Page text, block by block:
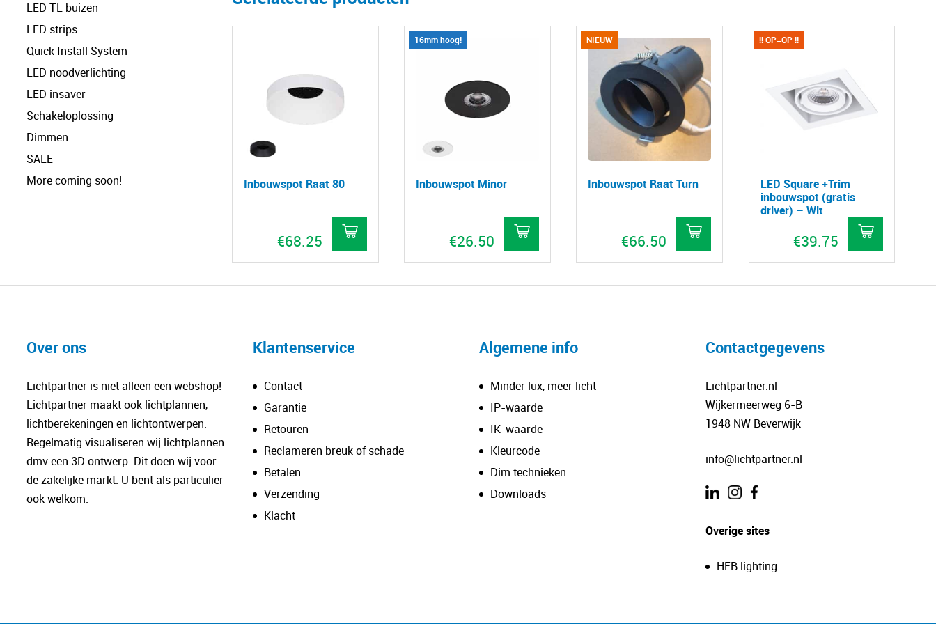
LED TL buizen
LED strips
Quick Install System
LED noodverlichting
LED insaver
Schakeloplossing
Dimmen
SALE
More coming soon!
Inbouwspot Raat 80
€68.25
16mm hoog!
Inbouwspot Minor
€26.50
NIEUW
Inbouwspot Raat Turn
€66.50
!! OP=OP !!
LED Square +Trim
inbouwspot (gratis
driver) – Wit
€39.75
Over ons
Lichtpartner is niet alleen een webshop!
Lichtpartner maakt ook lichtplannen,
lichtberekeningen en lichtontwerpen.
Regelmatig visualiseren wij lichtplannen
dmv een 3D ontwerp. Dit doen wij voor
de zakelijke markt. U bent als particulier
ook welkom.
Klantenservice
Contact
Garantie
Retouren
Reclameren breuk of schade
Betalen
Verzending
Klacht
Algemene info
Minder lux, meer licht
IP-waarde
IK-waarde
Kleurcode
Dim technieken
Downloads
Contactgegevens
Lichtpartner.nl
Wijkermeerweg 6-B
1948 NW Beverwijk
info@lichtpartner.nl
.
Overige sites
HEB lighting